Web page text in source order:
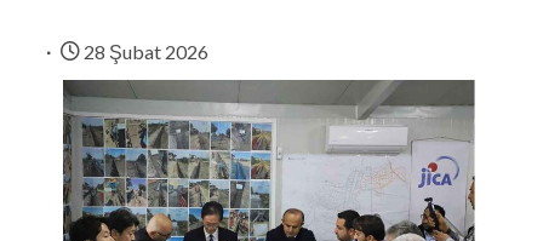
28 Şubat 2026